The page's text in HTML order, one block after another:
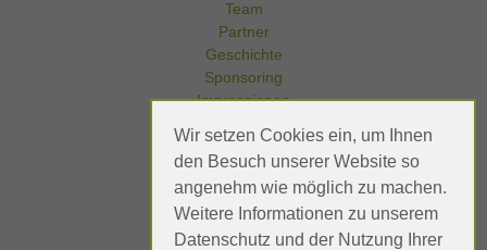
Team
Partner
Geschichte
Sponsoring
Impressionen
Meinungen
Wir setzen Cookies ein, um Ihnen
den Besuch unserer Website so
angenehm wie möglich zu machen.
Weitere Informationen zu unserem
Datenschutz und der Nutzung Ihrer